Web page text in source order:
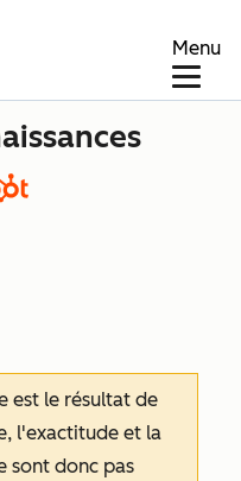
Menu
est le résultat de
l'exactitude et la
sont donc pas